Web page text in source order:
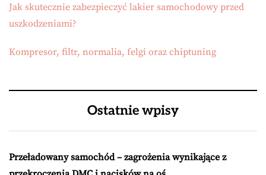
Jak skutecznie zabezpieczyć lakier samochodowy przed
uszkodzeniami?
Kompresor, filtr, normalia, felgi oraz chiptuning
Ostatnie wpisy
Przeładowany samochód – zagrożenia wynikające z